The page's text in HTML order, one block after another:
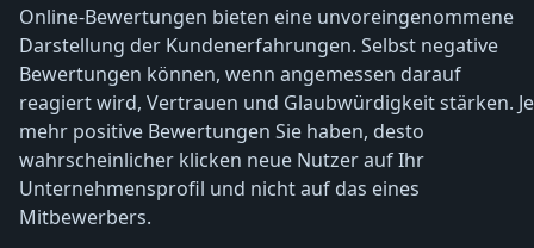
Online-Bewertungen bieten eine unvoreingenommene
Darstellung der Kundenerfahrungen. Selbst negative
Bewertungen können, wenn angemessen darauf
reagiert wird, Vertrauen und Glaubwürdigkeit stärken. Je
mehr positive Bewertungen Sie haben, desto
wahrscheinlicher klicken neue Nutzer auf Ihr
Unternehmensprofil und nicht auf das eines
Mitbewerbers.